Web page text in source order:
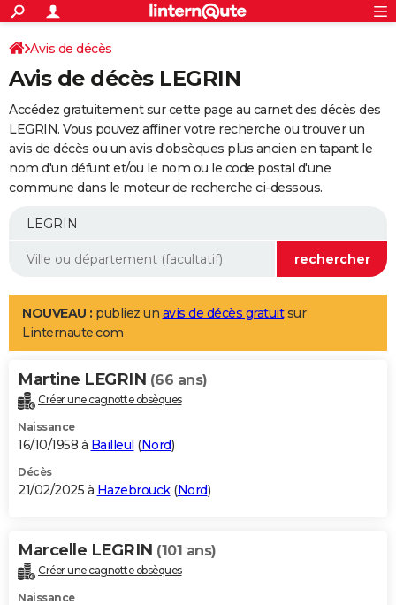
ACTUALITÉS
Politique
Société
Faits Divers
Education
Monde
Villes
+
SPORT
Coupe du monde 2026
Football
Tennis
Cyclisme
Rugby
Forum
Programme TV
TNTStreaming
Cinéma
Sorties cinéma
Musique
+FINANCE
Retraite
Epargne
Immobilier
Risques naturels par ville
Banque
Assurance
AUTO
Essais
Réserver un essai
Citadines
Berlines
SUV
Forum auto
+
Mobiles
Meilleur smartphone
Internet
Ordinateurs
Jeux vidéo
Guide high-tech
Aménagement intérieur
LIFESTYLE
Art de vivre
Bien-être
Loisirs
Mode
Modes de vie
Alimentation
Guide de la santé
Maladies
Médicaments
Sommeil
VOYAGE
Destinations
City break
Voyage nature
Voyage de noces
Forum
Climat
+PHOTO
GUIDES D'ACHAT
BONS PLANS
Carte de Noël
Carte Bonne année
Carte Saint-Valentin
Carte Pâques
Carte d'anniversaire
DICTIONNAIRE
Dictionnaire
Biographies
Citations
Expressions
Proverbes
PROGRAMME TV
Avis de décès
Avis de décès LEGRIN
Accédez gratuitement sur cette page au carnet des décès des
LEGRIN. Vous pouvez affiner votre recherche ou trouver un
avis de décès ou un avis d'obsèques plus ancien en tapant le
nom d'un défunt et/ou le nom ou le code postal d'une
commune dans le moteur de recherche ci-dessous.
NOUVEAU : publiez un avis de décès gratuitsur
Linternaute.com
Martine LEGRIN (66 ans)
Créer une cagnotte obsèques
Naissance
16/10/1958 à Bailleul (Nord)
Décès
21/02/2025 à Hazebrouck(Nord)
Marcelle LEGRIN (101 ans)
Créer une cagnotte obsèques
Naissance